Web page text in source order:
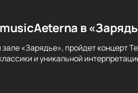
в
«Зарядье», пройдет концерт
и уникальной